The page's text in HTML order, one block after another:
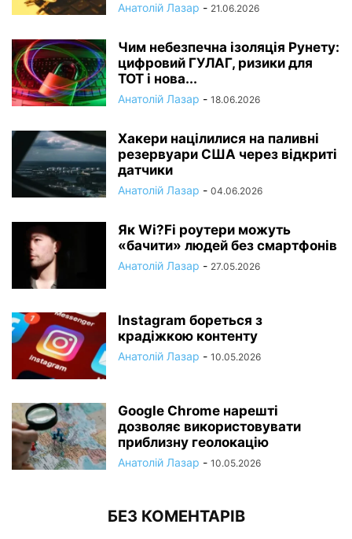
Анатолій Лазар - 21.06.2026
Чим небезпечна ізоляція Рунету:
цифровий ГУЛАГ, ризики для
ТОТ і нова...
Анатолій Лазар - 18.06.2026
Хакери націлилися на паливні
резервуари США через відкриті
датчики
Анатолій Лазар - 04.06.2026
Як Wi?Fi роутери можуть
«бачити» людей без смартфонів
Анатолій Лазар - 27.05.2026
Instagram бореться з
крадіжкою контенту
Анатолій Лазар - 10.05.2026
Google Chrome нарешті
дозволяє використовувати
приблизну геолокацію
Анатолій Лазар - 10.05.2026
БЕЗ КОМЕНТАРІВ